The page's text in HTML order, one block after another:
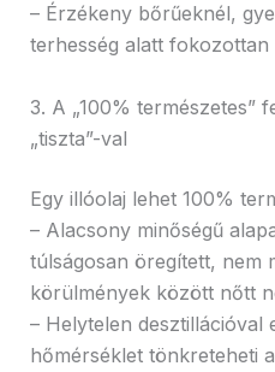
– Érzékeny bőrűeknél,
terhesség alatt
3. A „100% természetes”
„tiszta”-val
Egy illóolaj lehet 100%
– Alacsony minőségű
túlságosan öregített, nem
körülmények között nőtt
– Helytelen desztillációval
hőmérséklet tönkreteheti